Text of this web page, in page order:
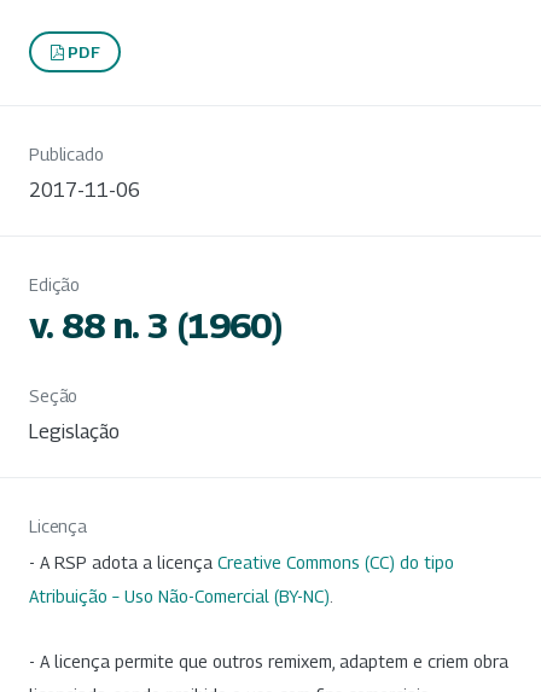
PDF
Publicado
2017-11-06
Edição
v. 88 n. 3 (1960)
Seção
Legislação
Licença
- A RSP adota a licença Creative Commons (CC) do tipo
Atribuição – Uso Não-Comercial (BY-NC)
- A licença permite que outros remixem, adaptem e criem obra